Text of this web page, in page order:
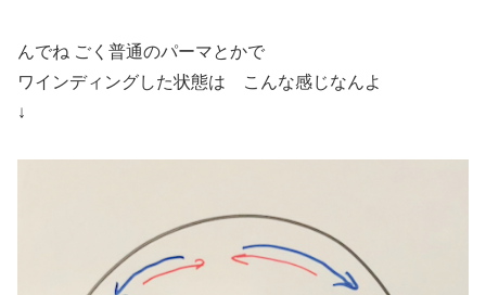
んでね ごく普通のパーマとかで
ワインディングした状態は こんな感じなんよ
↓